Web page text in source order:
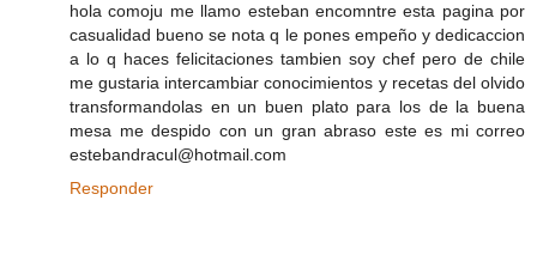
hola comoju me llamo esteban encomntre esta pagina por
casualidad bueno se nota q le pones empeño y dedicaccion
a lo q haces felicitaciones tambien soy chef pero de chile
me gustaria intercambiar conocimientos y recetas del olvido
transformandolas en un buen plato para los de la buena
mesa me despido con un gran abraso este es mi correo
estebandracul@hotmail.com
Responder